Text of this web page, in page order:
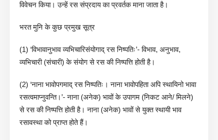
विवेचन किया। उन्हें रस संप्रदाय का प्रवर्तक माना जाता है।
भरत मुनि के कुछ प्रमुख सूत्र
(1) ‘विभावानुभाव व्यभिचारिसंयोगाद् रस निष्पतिः’- विभाव, अनुभाव,
व्यभिचारी (संचारी) के संयोग से रस की निष्पत्ति होती है।
(2) ‘नाना भावोपगमाद् रस निष्पतिः। नाना भावोपहिता अपि स्थायिनो भावा
रसत्वमाप्नुवन्ति।’- नाना (अनेक) भावों के उपागम (निकट आने/ मिलने)
से रस की निष्पत्ति होती है। नाना (अनेक) भावों से युक्त स्थायी भाव
रसावस्था को प्राप्त होते हैं।